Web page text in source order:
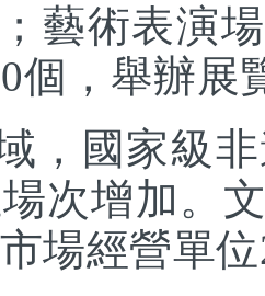
藝術表演
個，舉辦展
國家級非
次增加。
場經營單